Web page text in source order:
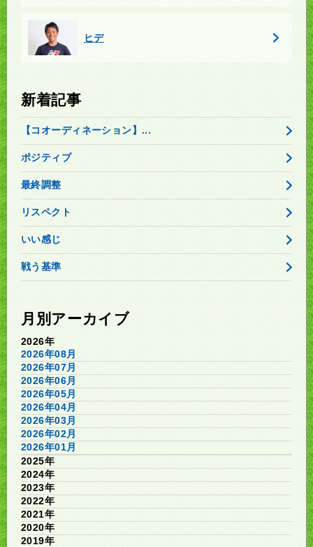
ヒデ
新着記事
【コオーディネーション】...
ポジティブ
最終調整
リスペクト
いい感じ
戦う基準
月別アーカイブ
2026年
2026年08月
2026年07月
2026年06月
2026年05月
2026年04月
2026年03月
2026年02月
2026年01月
2025年
2024年
2023年
2022年
2021年
2020年
2019年